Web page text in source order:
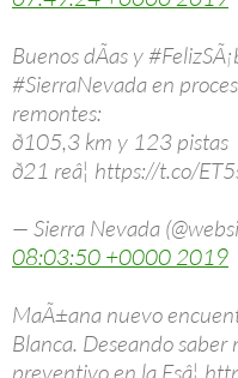
Buenos dÃ­as y
#SierraNevada en
remontes:
ð105,3 km y 123 pistas
ð21 reâ¦ https://t.co/
— Sierra Nevada
08:03:50 +0000 2019
MaÃ±ana nuevo
Blanca. Deseando